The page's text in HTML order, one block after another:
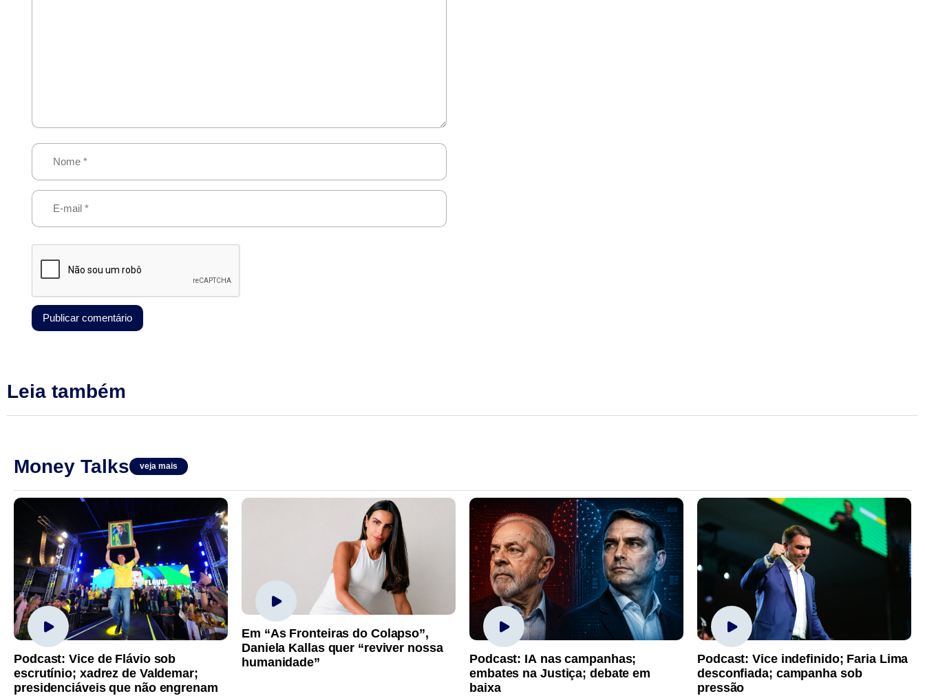
Leia também
Money Talks veja mais
Podcast: Vice de Flávio sob
escrutínio; xadrez de Valdemar;
presidenciáveis que não engrenam
Em “As Fronteiras do Colapso”,
Daniela Kallas quer “reviver nossa
humanidade”
Podcast: IA nas campanhas;
embates na Justiça; debate em
baixa
Podcast: Vice indefinido; Faria Lima
desconfiada; campanha sob
pressão